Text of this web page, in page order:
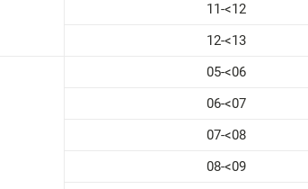
11-<12
12-<13
05-<06
06-<07
07-<08
08-<09